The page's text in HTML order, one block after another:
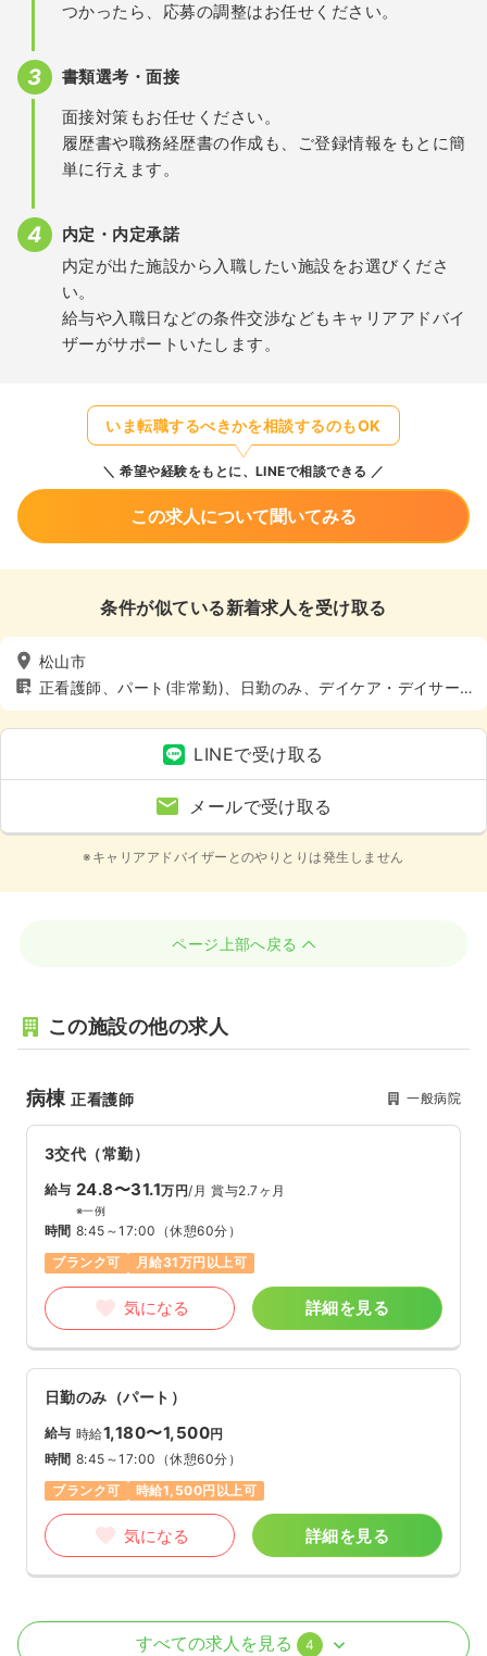
つかったら、応募の調整はお任せください。
書類選考・面接
面接対策もお任せください。
履歴書や職務経歴書の作成も、ご登録情報をもとに簡
単に行えます。
内定・内定承諾
内定が出た施設から入職したい施設をお選びくださ
い。
給与や入職日などの条件交渉などもキャリアアドバイ
ザーがサポートいたします。
いま転職するべきかを相談するのもOK
希望や経験をもとに、LINEで相談できる
この求人について聞いてみる
条件が似ている新着求人を受け取る
松山市
正看護師、パート(非常勤)、日勤のみ、デイケア・デイサー
ビス、介護・福祉系
LINEで受け取る
メールで受け取る
※キャリアアドバイザーとのやりとりは発生しません
ページ上部へ戻る
この施設の他の求人
病棟正看護師 一般病院
3交代（常勤）
給与 24.8〜31.1万円/月 賞与2.7ヶ月
※一例
時間 8:45～17:00 （休憩60分）
ブランク可
月給31万円以上可
気になる 詳細を見る
日勤のみ（パート）
給与 時給1,180〜1,500円
時間 8:45～17:00 （休憩60分）
ブランク可
時給1,500円以上可
気になる 詳細を見る
オペ室(手術室)正看護師
すべての求人を見る 4